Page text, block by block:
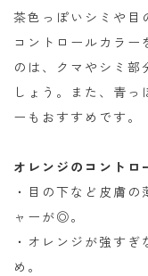
茶色っぽいシミや目
コントロールカラー
のは、クマやシミ部
しょう。また、青
ーもおすすめです。
オレンジのコントロ
・目の下など皮膚
ャーが◎。
・オレンジが強す
め。